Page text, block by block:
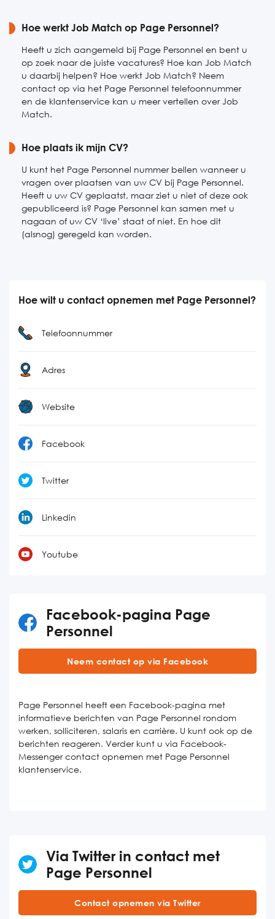
Hoe werkt Job Match op Page Personnel?
Heeft u zich aangemeld bij Page Personnel en bent u
op zoek naar de juiste vacatures? Hoe kan Job Match
u daarbij helpen? Hoe werkt Job Match? Neem
contact op via het Page Personnel telefoonnummer
en de klantenservice kan u meer vertellen over Job
Match.
Hoe plaats ik mijn CV?
U kunt het Page Personnel nummer bellen wanneer u
vragen over plaatsen van uw CV bij Page Personnel.
Heeft u uw CV geplaatst, maar ziet u niet of deze ook
gepubliceerd is? Page Personnel kan samen met u
nagaan of uw CV ‘live’ staat of niet. En hoe dit
(alsnog) geregeld kan worden.
Hoe wilt u contact opnemen met Page Personnel?
Telefoonnummer
Adres
Website
Facebook
Twitter
Linkedin
Youtube
Facebook-pagina Page
Personnel
Neem contact op via Facebook
Page Personnel heeft een Facebook-pagina met
informatieve berichten van Page Personnel rondom
werken, solliciteren, salaris en carrière. U kunt ook op de
berichten reageren. Verder kunt u via Facebook-
Messenger contact opnemen met Page Personnel
klantenservice.
Via Twitter in contact met
Page Personnel
Contact opnemen via Twitter